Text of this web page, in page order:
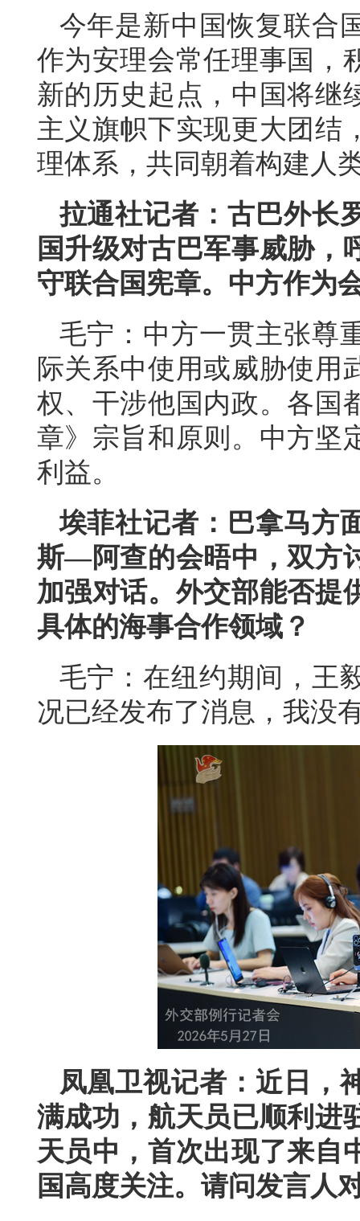
今年是新中国恢复联合
作为安理会常任理事国，
新的历史起点，中国将继
主义旗帜下实现更大团结
理体系，共同朝着构建人
拉通社记者：古巴外长
国升级对古巴军事威胁，
守联合国宪章。中方作为
毛宁：中方一贯主张尊
际关系中使用或威胁使用
权、干涉他国内政。各国
章》宗旨和原则。中方坚
利益。
埃菲社记者：巴拿马方
斯—阿查的会晤中，双方
加强对话。外交部能否提
具体的海事合作领域？
毛宁：在纽约期间，王
况已经发布了消息，我没
凤凰卫视记者：近日，
满成功，航天员已顺利进
天员中，首次出现了来自
国高度关注。请问发言人